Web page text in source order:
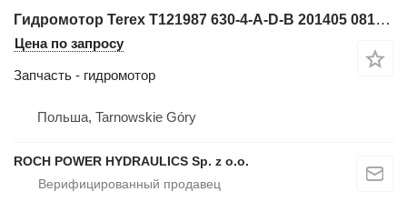
Гидромотор Terex T121987 630-4-A-D-B 201405 0813 для фронтального погрузчика
Цена по запросу
Запчасть - гидромотор
Польша, Tarnowskie Góry
ROCH POWER HYDRAULICS Sp. z o.o.